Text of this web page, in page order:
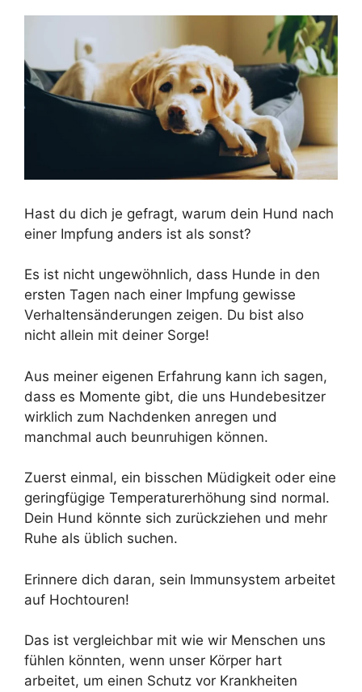
Hast du dich je gefragt, warum dein Hund nach
einer Impfung anders ist als sonst?
Es ist nicht ungewöhnlich, dass Hunde in den
ersten Tagen nach einer Impfung gewisse
Verhaltensänderungen zeigen. Du bist also
nicht allein mit deiner Sorge!
Aus meiner eigenen Erfahrung kann ich sagen,
dass es Momente gibt, die uns Hundebesitzer
wirklich zum Nachdenken anregen und
manchmal auch beunruhigen können.
Zuerst einmal, ein bisschen Müdigkeit oder eine
geringfügige Temperaturerhöhung sind normal.
Dein Hund könnte sich zurückziehen und mehr
Ruhe als üblich suchen.
Erinnere dich daran, sein Immunsystem arbeitet
auf Hochtouren!
Das ist vergleichbar mit wie wir Menschen uns
fühlen könnten, wenn unser Körper hart
arbeitet, um einen Schutz vor Krankheiten